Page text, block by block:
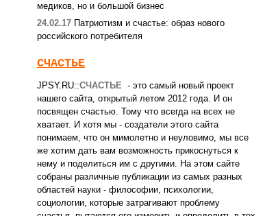
медиков, но и большой бизнес
24.02.17 Патриотизм и счастье: образ нового
российского потребителя
СЧАСТЬЕ
JPSY.RU::СЧАСТЬЕ - это самый новый проект
нашего сайта, открытый летом 2012 года. И он
посвящен счастью. Тому что всегда на всех не
хватает. И хотя мы - создатели этого сайта
понимаем, что он мимолетно и неуловимо, мы все
же хотим дать вам возможность прикоснуться к
нему и поделиться им с другими. На этом сайте
собраны различные публикации из самых разных
областей науки - философии, психологии,
социологии, которые затрагивают проблему